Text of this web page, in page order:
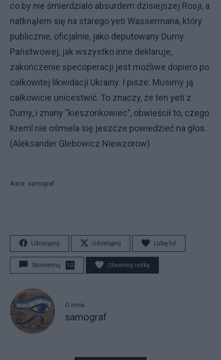
co by nie śmierdziało absurdem dzisiejszej Rosji, a
natknąłem się na starego yeti Wassermana, który
publicznie, oficjalnie, jako deputowany Dumy
Państwowej, jak wszystko inne deklaruje,
zakończenie specoperacji jest możliwe dopiero po
całkowitej likwidacji Ukrainy. I pisze: Musimy ją
całkowicie unicestwić. To znaczy, że ten yeti z
Dumy, i znany "kieszonkowiec", obwieścił to, czego
Kreml nie ośmiela się jeszcze powiedzieć na głos.
(Aleksander Glebowicz Niewzorow)
Autor: samograf
Udostępnij Udostępnij Lubię to!
Skomentuj 10 Obserwuj notkę
O mnie
samograf